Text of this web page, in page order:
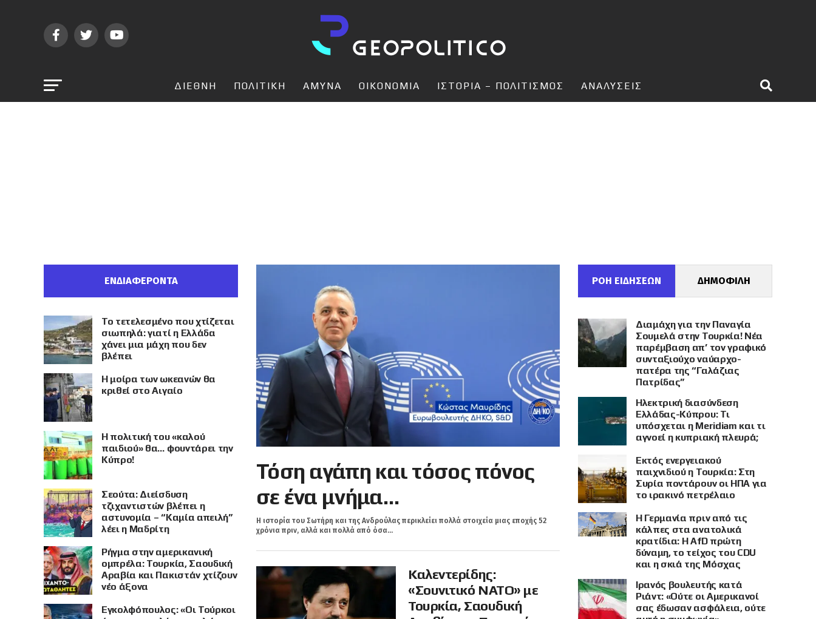
ΔΙΕΘΝΗ ΠΟΛΙΤΙΚΗ ΑΜΥΝΑ ΟΙΚΟΝΟΜΙΑ ΙΣΤΟΡΙΑ – ΠΟΛΙΤΙΣΜΟΣ ΑΝΑΛΥΣΕΙΣ
Τόση αγάπη και τόσος πόνος
σε ένα μνήμα…
Η ιστορία του Σωτήρη και της Ανδρούλας περικλείει πολλά στοιχεία μιας εποχής 52
χρόνια πριν, αλλά και πολλά από όσα...
Καλεντερίδης:
«Σουνιτικό ΝΑΤΟ» με
Τουρκία, Σαουδική
ΕΝΔΙΑΦΕΡΟΝΤΑ
Το τετελεσμένο που χτίζεται
σιωπηλά: γιατί η Ελλάδα
χάνει μια μάχη που δεν
βλέπει
Η μοίρα των ωκεανών θα
κριθεί στο Αιγαίο
Η πολιτική του «καλού
παιδιού» θα… φουντάρει την
Κύπρο!
Σεούτα: Διείσδυση
τζιχαντιστών βλέπει η
αστυνομία – “Καμία απειλή”
λέει η Μαδρίτη
Ρήγμα στην αμερικανική
ομπρέλα: Τουρκία, Σαουδική
Αραβία και Πακιστάν χτίζουν
νέο άξονα
Εγκολφόπουλος: «Οι Τούρκοι
ΡΟΗ ΕΙΔΗΣΕΩΝ ΔΗΜΟΦΙΛΗ
Διαμάχη για την Παναγία
Σουμελά στην Τουρκία! Νέα
παρέμβαση απ’ τον γραφικό
συνταξιούχο ναύαρχο-
πατέρα της “Γαλάζιας
Πατρίδας”
Ηλεκτρική διασύνδεση
Ελλάδας-Κύπρου: Τι
υπόσχεται η Meridiam και τι
αγνοεί η κυπριακή πλευρά;
Εκτός ενεργειακού
παιχνιδιού η Τουρκία: Στη
Συρία ποντάρουν οι ΗΠΑ για
το ιρακινό πετρέλαιο
Η Γερμανία πριν από τις
κάλπες στα ανατολικά
κρατίδια: Η AfD πρώτη
δύναμη, το τείχος του CDU
και η σκιά της Μόσχας
Ιρανός βουλευτής κατά
Ριάντ: «Ούτε οι Αμερικανοί
σας έδωσαν ασφάλεια, ούτε